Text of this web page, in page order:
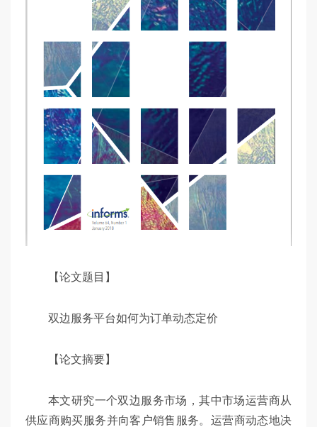
【论文题目】
双边服务平台如何为订单动态定价
【论文摘要】
本文研究一个双边服务市场，其中市场运营商从
供应商购买服务并向客户销售服务。运营商动态地决